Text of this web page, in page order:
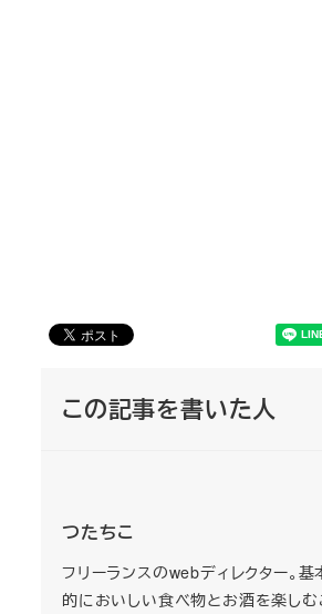
この記事を書いた人
つたちこ
フリーランスのwebディレクター。基
的においしい食べ物とお酒を楽しむ